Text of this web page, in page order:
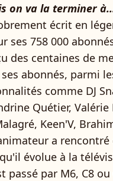
on va la terminer
écrit en
ses 758 000
des centaines de
abonnés, parmi
comme DJ
Quétier,
Keen'V,
a rencontré
évolue à la
par M6, C8 ou